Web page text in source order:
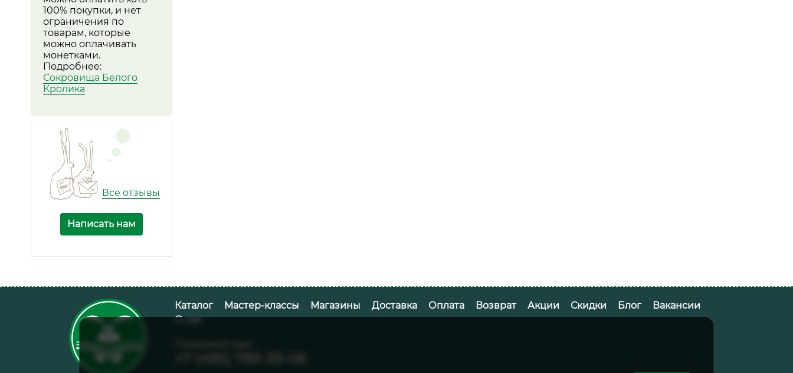
100% покупки, и нет
ограничения по
товарам, которые
можно оплачивать
монетками.
Подробнее:
Сокровища Белого
Кролика
Все отзывы
Написать нам
Каталог Мастер-классы Магазины Доставка Оплата Возврат Акции Скидки Блог
Вакансии
О нас